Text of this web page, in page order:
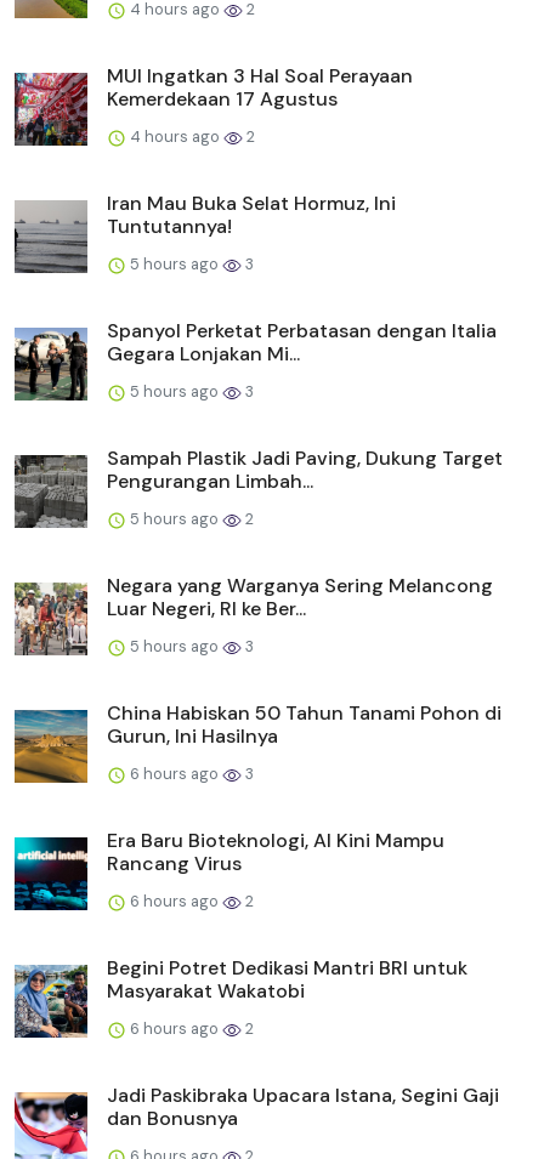
4 hours ago 2
MUI Ingatkan 3 Hal Soal Perayaan
Kemerdekaan 17 Agustus
4 hours ago 2
Iran Mau Buka Selat Hormuz, Ini
Tuntutannya!
5 hours ago 3
Spanyol Perketat Perbatasan dengan Italia
Gegara Lonjakan Mi...
5 hours ago 3
Sampah Plastik Jadi Paving, Dukung Target
Pengurangan Limbah...
5 hours ago 2
Negara yang Warganya Sering Melancong
Luar Negeri, RI ke Ber...
5 hours ago 3
China Habiskan 50 Tahun Tanami Pohon di
Gurun, Ini Hasilnya
6 hours ago 3
Era Baru Bioteknologi, AI Kini Mampu
Rancang Virus
6 hours ago 2
Begini Potret Dedikasi Mantri BRI untuk
Masyarakat Wakatobi
6 hours ago 2
Jadi Paskibraka Upacara Istana, Segini Gaji
dan Bonusnya